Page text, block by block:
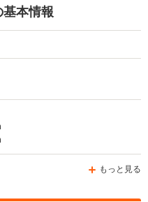
全高
1.38m
本情報
もっと見る